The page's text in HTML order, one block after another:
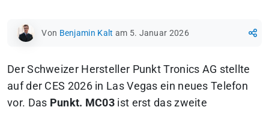
Von Benjamin Kalt am 5. Januar 2026
Der Schweizer Hersteller Punkt Tronics AG stellte
auf der CES 2026 in Las Vegas ein neues Telefon
vor. Das Punkt. MC03 ist erst das zweite